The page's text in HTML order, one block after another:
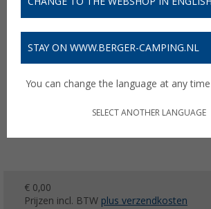
€ 0,00
Prijzen incl. BTW plus verzendkosten
STAY ON WWW.BERGER-CAMPING.NL
You can change the language at any
SELECT ANOTHER LANGUAGE